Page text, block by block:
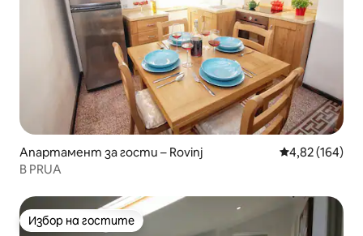
Апартамент за гости – Rovinj Средна
4,82 (164)
В PRUA
Избор на гостите
Избор на гостите